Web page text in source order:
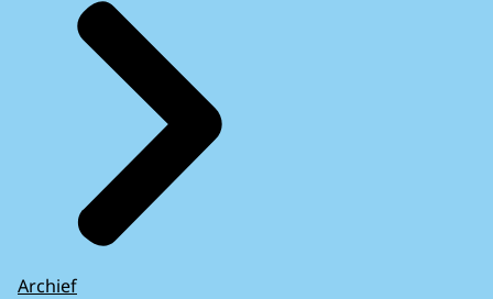
Archief